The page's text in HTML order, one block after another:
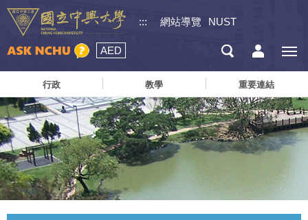
::: 網站導覽 NUST
AED
行政 教學 重要連結